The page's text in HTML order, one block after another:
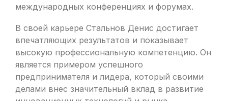
международных конференциях и форумах.
В своей карьере Стальнов Денис достигает
впечатляющих результатов и показывает
высокую профессиональную компетенцию. Он
является примером успешного
предпринимателя и лидера, который своими
делами внес значительный вклад в развитие